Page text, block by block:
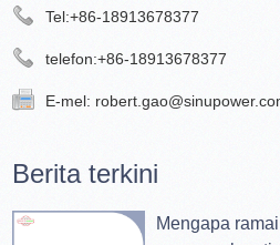
Tel:+86-18913678377
telefon:+86-18913678377
E-mel:
Berita terkini
Mengapa